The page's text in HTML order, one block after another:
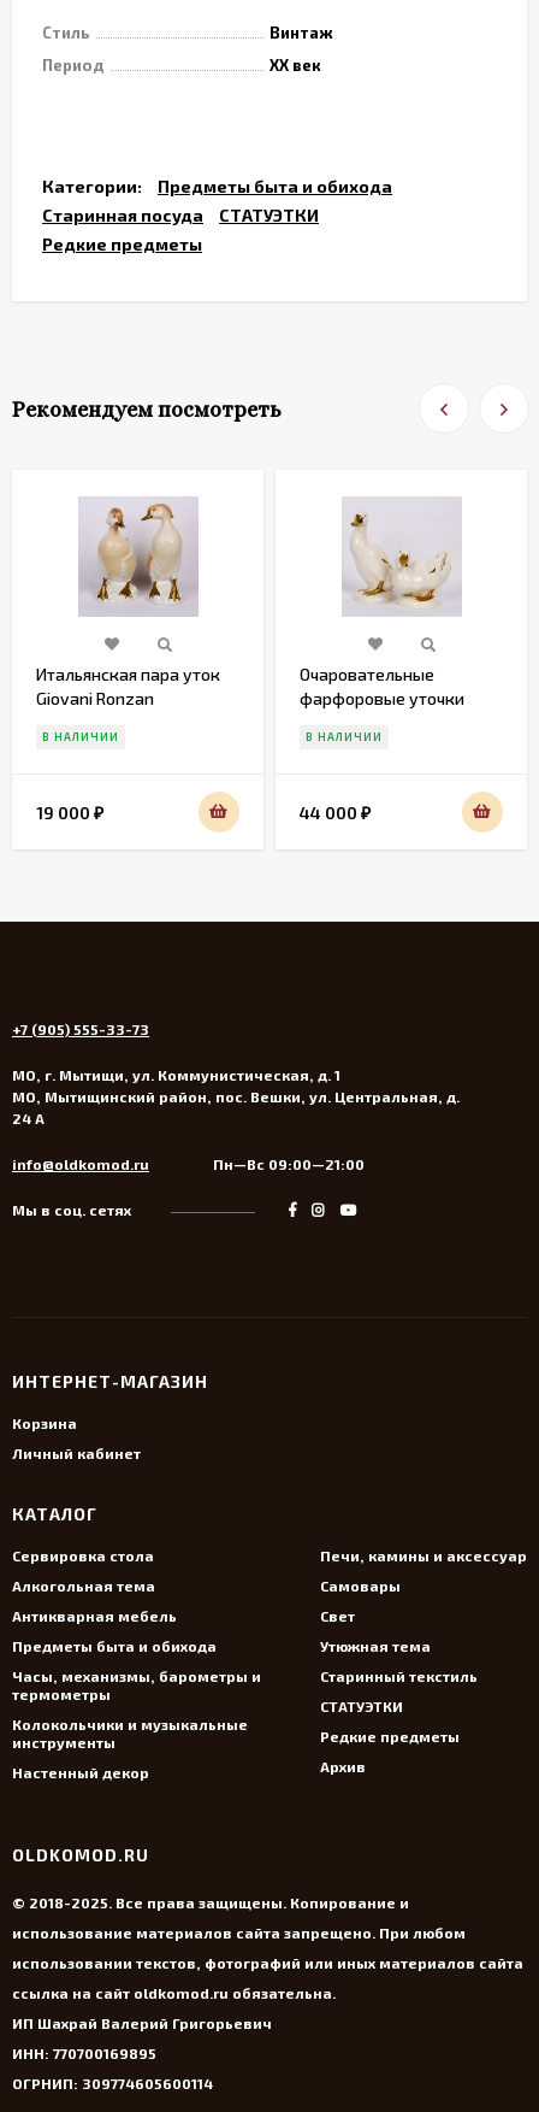
Стиль
Винтаж
Период
XX век
Категории:
Предметы быта и обихода
Старинная посуда
СТАТУЭТКИ
Редкие предметы
Рекомендуем посмотреть
Итальянская пара уток
Giovani Ronzan
В НАЛИЧИИ
19 000 ₽
Очаровательные
фарфоровые уточки
В НАЛИЧИИ
44 000 ₽
+7 (905) 555-33-73
МО, г. Мытищи, ул. Коммунистическая, д. 1
МО, Мытищинский район, пос. Вешки, ул. Центральная, д.
24 А
info@oldkomod.ru Пн—Вс 09:00—21:00
Мы в соц. сетях
ИНТЕРНЕТ-МАГАЗИН
Корзина
Личный кабинет
КАТАЛОГ
Сервировка стола
Алкогольная тема
Антикварная мебель
Предметы быта и обихода
Часы, механизмы, барометры и
термометры
Колокольчики и музыкальные
инструменты
Настенный декор
Печи, камины и аксессуары
Самовары
Свет
Утюжная тема
Старинный текстиль
СТАТУЭТКИ
Редкие предметы
Архив
OLDKOMOD.RU
© 2018-2025. Все права защищены. Копирование и
использование материалов сайта запрещено. При любом
использовании текстов, фотографий или иных материалов сайта
ссылка на сайт oldkomod.ru обязательна.
ИП Шахрай Валерий Григорьевич
ИНН: 770700169895
ОГРНИП: 309774605600114